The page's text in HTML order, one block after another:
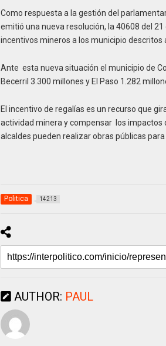
Como respuesta a la gestión del
emitió una nueva resolución, la 40608 del
incentivos mineros a los municipio descritos
Ante esta nueva situación el municipio de
Becerril 3.300 millones y El Paso 1.282
El incentivo de regalías es un recurso que
actividad minera y compensar los impactos
alcaldes pueden realizar obras públicas
Politica 14213
AUTHOR: PAUL